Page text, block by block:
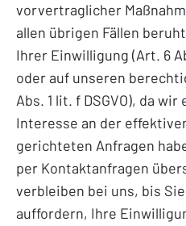
vorvertraglicher
allen übrigen Fällen
Ihrer Einwilligung (Art. 6
oder auf unseren
Abs. 1 lit. f DSGVO), da
Interesse an der
gerichteten Anfragen
per Kontaktanfragen
verbleiben bei uns, bis
auffordern, Ihre